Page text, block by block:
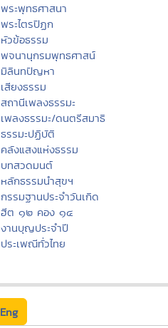
พระพุทธศาสนา
พระไตรปิฏก
หัวข้อธรรม
พจนานุกรมพุทธศาสน์
มิลินทปัญหา
เสียงธรรม
สถานีเพลงธรรมะ
เพลงธรรมะ/ดนตรีสมาธิ
ธรรมะปฏิบัติ
คลังแสงแห่งธรรม
บทสวดมนต์
หลักธรรมนำสุขฯ
กรรมฐานประจำวันเกิด
ฮีต ๑๒ คอง ๑๔
งานบุญประจำปี
ประเพณีทั่วไทย
Eng